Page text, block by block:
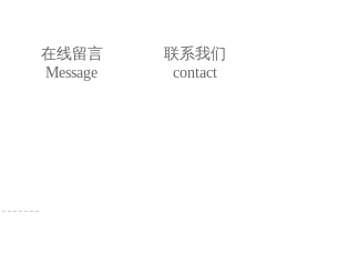
在线留言
Message
联系我们
contact